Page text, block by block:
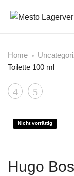
Home
Toilette 100 ml
Product
Lacoste
Homme
Toilette
Davidoff
Shadow
Eau
Nicht vorrättig
Hugo